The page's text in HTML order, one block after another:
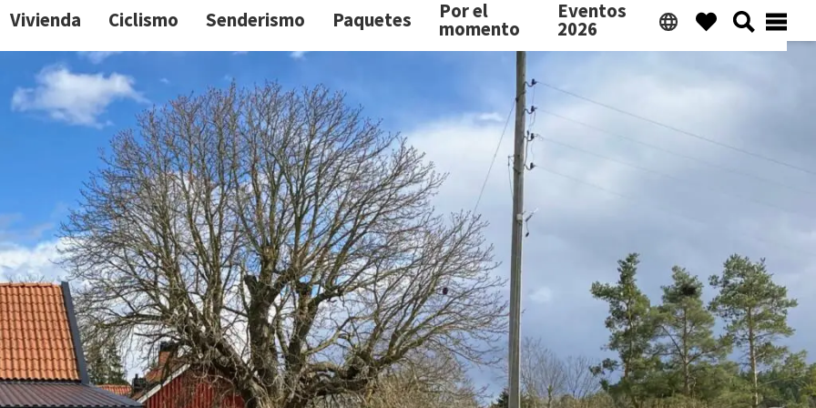
Vivienda Ciclismo Senderismo Paquetes Por el
momento
Eventos
2026